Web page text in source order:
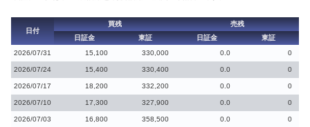
日付
買残
売残
日証金
東証 日証金
東証
2026/07/31
15,100 330,000 0.0 0
2026/07/24 15,400 330,400 0.0 0
2026/07/17 18,200 332,200 0.0 0
2026/07/10 17,300 327,900 0.0 0
2026/07/03 16,800 358,500 0.0 0